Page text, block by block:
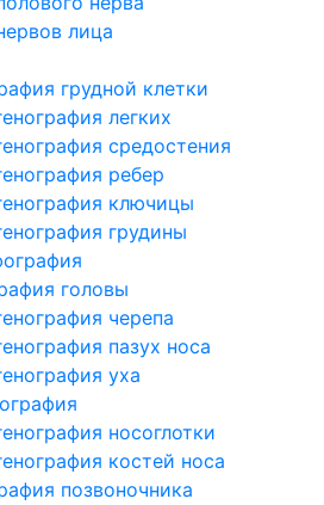
лица
грудной клетки
легких
средостения
ребер
ключицы
грудины
головы
черепа
пазух носа
уха
носоглотки
костей носа
позвоночника